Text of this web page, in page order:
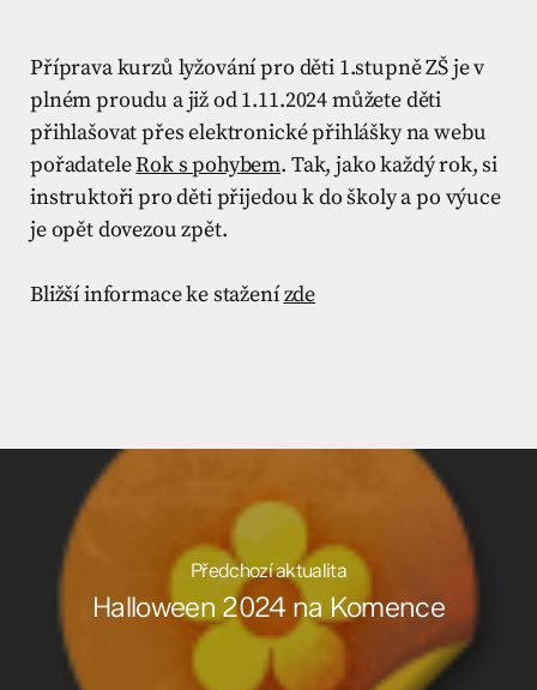
Příprava kurzů lyžování pro děti 1.stupně ZŠ je v
plném proudu a již od 1.11.2024 můžete děti
přihlašovat přes elektronické přihlášky na webu
pořadateleRok s pohybem. Tak, jako každý rok, si
instruktoři pro děti přijedou k do školy a po výuce
je opět dovezou zpět.
Bližší informace ke staženízde
Předchozí aktualita
Halloween 2024 na Komence